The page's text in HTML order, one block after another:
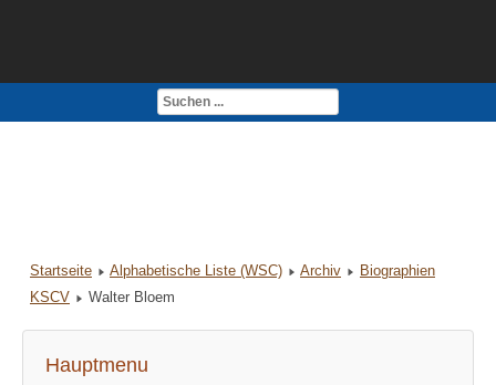
Impressum
Startseite Alphabetische Liste (WSC) Archiv
Biographien
KSCV
Walter Bloem
Hauptmenu